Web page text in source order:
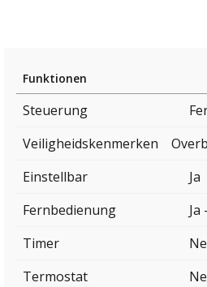
Funktionen
Steuerung
Veiligheidskenmerken
Einstellbar
Ja
Fernbedienung
Ja
Timer
Termostat